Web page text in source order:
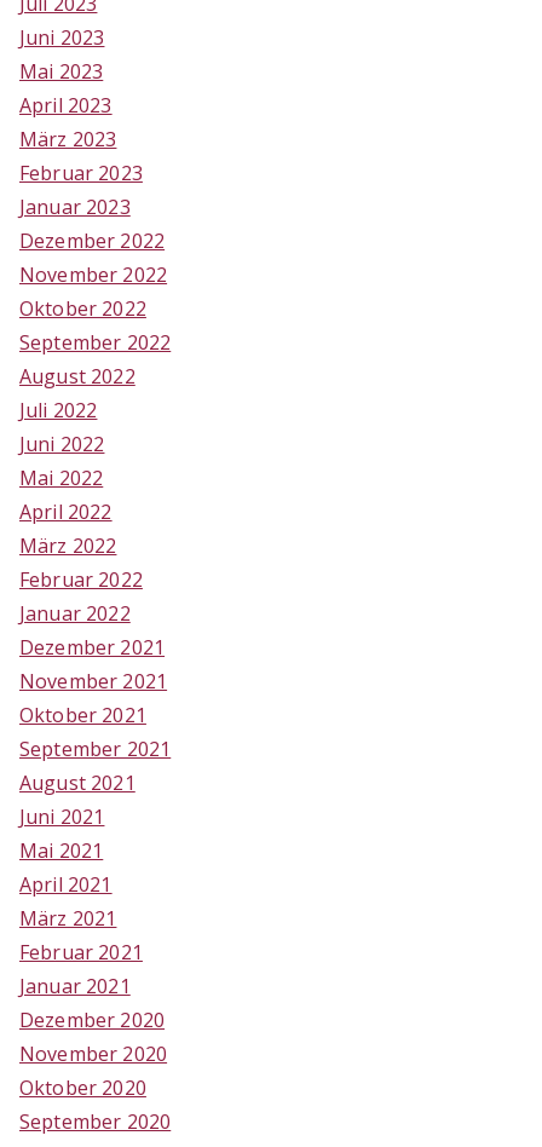
Juni 2023
Mai 2023
April 2023
März 2023
Februar 2023
Januar 2023
Dezember 2022
November 2022
Oktober 2022
September 2022
August 2022
Juli 2022
Juni 2022
Mai 2022
April 2022
März 2022
Februar 2022
Januar 2022
Dezember 2021
November 2021
Oktober 2021
September 2021
August 2021
Juni 2021
Mai 2021
April 2021
März 2021
Februar 2021
Januar 2021
Dezember 2020
November 2020
Oktober 2020
September 2020